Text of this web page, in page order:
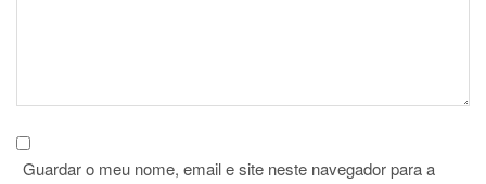
Guardar o meu nome, email e site neste navegador para a